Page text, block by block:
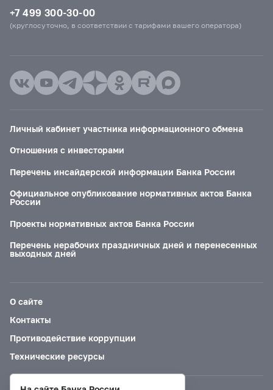
+7 499 300-30-00
(круглосуточно, в соответствии с тарифами вашего оператора)
Личный кабинет участника информационного обмена
Отношения с инвесторами
Перечень инсайдерской информации Банка России
Официальное опубликование нормативных актов Банка
России
Проекты нормативных актов Банка России
Перечень нерабочих праздничных дней и перенесенных
выходных дней
О сайте
Контакты
Противодействие коррупции
Технические ресурсы